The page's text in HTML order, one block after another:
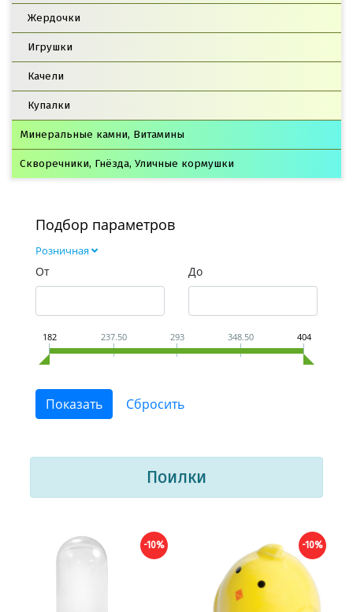
Жердочки
Игрушки
Качели
Купалки
Минеральные камни, Витамины
Скворечники, Гнёзда, Уличные кормушки
Подбор параметров
Розничная
От До
182 237.50 293 348.50 404
Поилки
-10% -10%